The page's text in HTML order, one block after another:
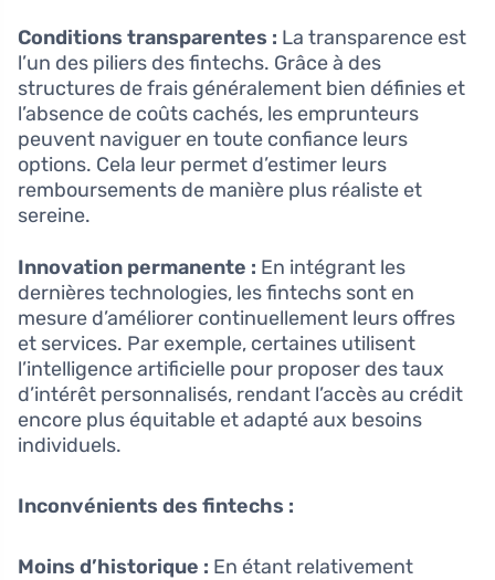
Conditions transparentes : La transparence est
l’un des piliers des fintechs. Grâce à des
structures de frais généralement bien définies et
l’absence de coûts cachés, les emprunteurs
peuvent naviguer en toute confiance leurs
options. Cela leur permet d’estimer leurs
remboursements de manière plus réaliste et
sereine.
Innovation permanente : En intégrant les
dernières technologies, les fintechs sont en
mesure d’améliorer continuellement leurs offres
et services. Par exemple, certaines utilisent
l’intelligence artificielle pour proposer des taux
d’intérêt personnalisés, rendant l’accès au crédit
encore plus équitable et adapté aux besoins
individuels.
Inconvénients des fintechs :
Moins d’historique : En étant relativement